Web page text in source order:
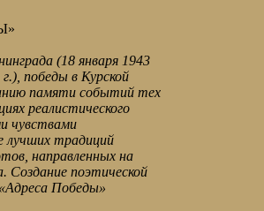
(18 января 1943
победы в Курской
памяти событий тех
реалистического
чувствами
лучших традиций
направленных на
Создание поэтической
Победы»